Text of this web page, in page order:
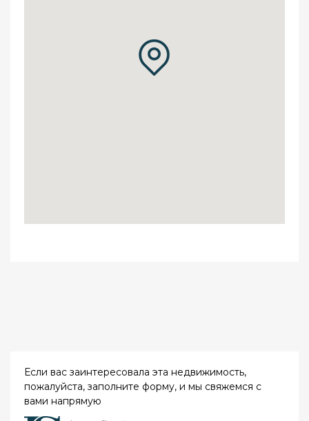
Если вас заинтересовала эта недвижимость,
пожалуйста, заполните форму, и мы свяжемся с
вами напрямую